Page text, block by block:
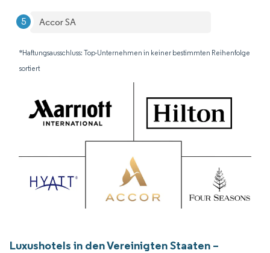
Accor SA
*Haftungsausschluss: Top-Unternehmen in keiner bestimmten Reihenfolge
sortiert
Luxushotels in den Vereinigten Staaten –